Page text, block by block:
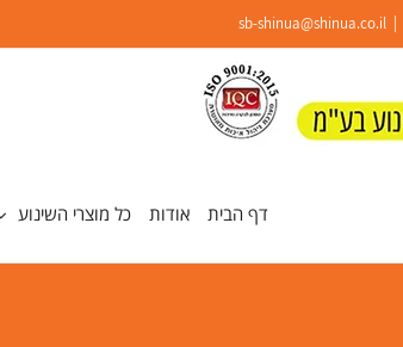
sb-shinua@shinua.co.il
דף הבית אודות כל מוצרי השינוע